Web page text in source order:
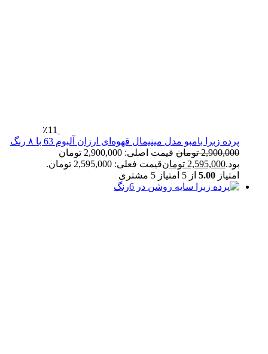
٪11
پرده زبرا بامبو مدل مینیمال قهوه‌ای ارزان آلبوم 63 با ۸ رنگ
2,900,000 تومان
قیمت اصلی: 2,900,000 تومان
بود.2,595,000 تومانقیمت فعلی: 2,595,000 تومان.
امتیاز5.00از 5 امتیاز 5 مشتری